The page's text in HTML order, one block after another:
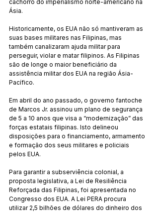
cachorro do imperialismo norte-americano na
Ásia.
Historicamente, os EUA não só mantiveram as
suas bases militares nas Filipinas, mas
também canalizaram ajuda militar para
perseguir, violar e matar filipinos. As Filipinas
são de longe o maior beneficiário da
assistência militar dos EUA na região Ásia-
Pacífico.
Em abril do ano passado, o governo fantoche
de Marcos Jr. assinou um plano de segurança
de 5 a 10 anos que visa a “modernização” das
forças estatais filipinas. Isto delineou
disposições para o financiamento, armamento
e formação dos seus militares e policiais
pelos EUA.
Para garantir a subserviência colonial, a
proposta legislativa, a Lei de Resiliência
Reforçada das Filipinas, foi apresentada no
Congresso dos EUA. A Lei PERA procura
utilizar 2,5 bilhões de dólares do dinheiro dos